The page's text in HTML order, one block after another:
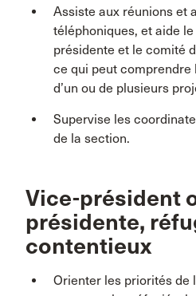
Assiste aux réunions et
téléphoniques, et aide
présidente et le comité
ce qui peut comprendre
d’un ou de plusieurs
Supervise les
de la section.
Vice-président
présidente,
contentieux
Orienter les priorités de